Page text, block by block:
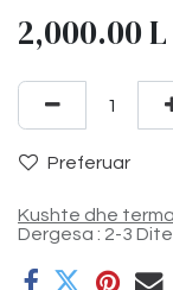
2,000.00L
Preferuar
Kushte dhe terma
Dergesa : 2-3